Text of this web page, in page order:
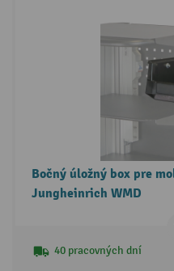
Bočný úložný box pre
Jungheinrich WMD
40 pracovných dní